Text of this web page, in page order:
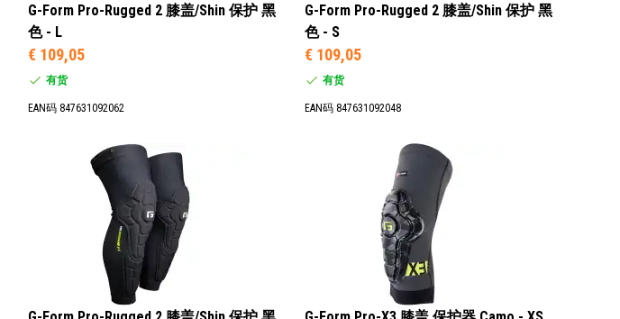
G-Form Pro-Rugged 2 膝盖/Shin 保护 黑
色 - L
€ 109,05
有货
EAN码 847631092062
G-Form Pro-Rugged 2 膝盖/Shin 保护 黑
色 - S
€ 109,05
有货
EAN码 847631092048